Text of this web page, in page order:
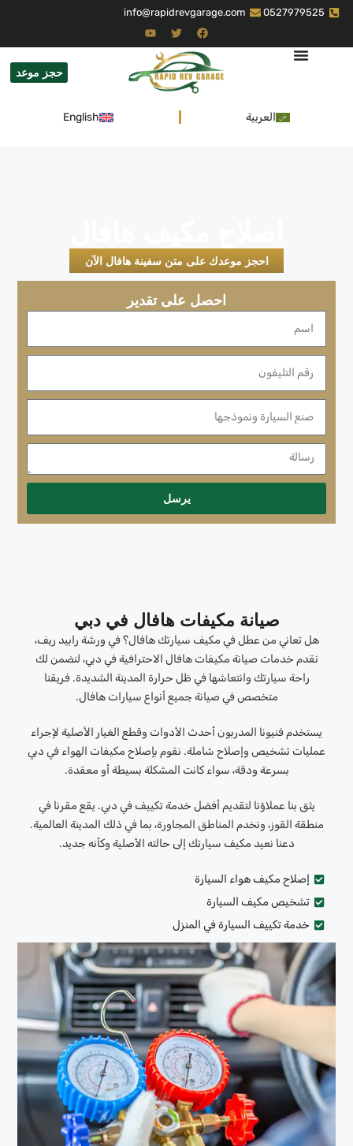
0527979525
info@rapidrevgarage.com
حجز موعد
العربية English
احجز موعدك على متن سفينة هافال الآن
احصل على تقدير
يرسل
صيانة مكيفات هافال في دبي
هل تعاني من عطل في مكيف سيارتك هافال؟ في ورشة رابيد ريف،
نقدم خدمات صيانة مكيفات هافال الاحترافية في دبي، لنضمن لك
راحة سيارتك وانتعاشها في ظل حرارة المدينة الشديدة. فريقنا
متخصص في صيانة جميع أنواع سيارات هافال.
يستخدم فنيونا المدربون أحدث الأدوات وقطع الغيار الأصلية لإجراء
عمليات تشخيص وإصلاح شاملة. نقوم بإصلاح مكيفات الهواء في دبي
بسرعة ودقة، سواء كانت المشكلة بسيطة أو معقدة.
يثق بنا عملاؤنا لتقديم أفضل خدمة تكييف في دبي. يقع مقرنا في
منطقة القوز، ونخدم المناطق المجاورة، بما في ذلك المدينة العالمية.
دعنا نعيد مكيف سيارتك إلى حالته الأصلية وكأنه جديد.
إصلاح مكيف هواء السيارة
تشخيص مكيف السيارة
خدمة تكييف السيارة في المنزل